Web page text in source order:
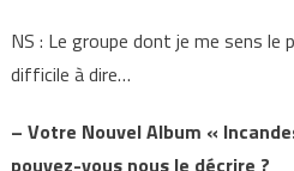
NS : Le groupe dont je me sens
difficile à dire…
– Votre Nouvel Album «